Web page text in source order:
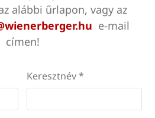
alábbi űrlapon, vagy az
e-mail
címen!
Keresztnév *